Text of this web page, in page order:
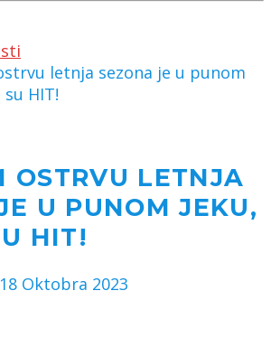
letnja sezona je u punom
su HIT!
OSTRVU LETNJA
U PUNOM JEKU,
HIT!
18 Oktobra 2023